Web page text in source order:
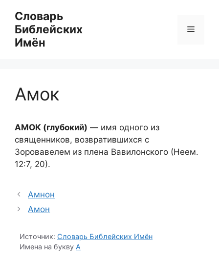
содержимому
Словарь
Библейских
Имён
Меню
Амок
АМОК (глубокий) — имя одного из
священников, возвратившихся с
Зоровавелем из плена Вавилонского (Неем.
12:7, 20).
Амнон
Амон
Источник: Словарь Библейских Имён
Имена на букву А